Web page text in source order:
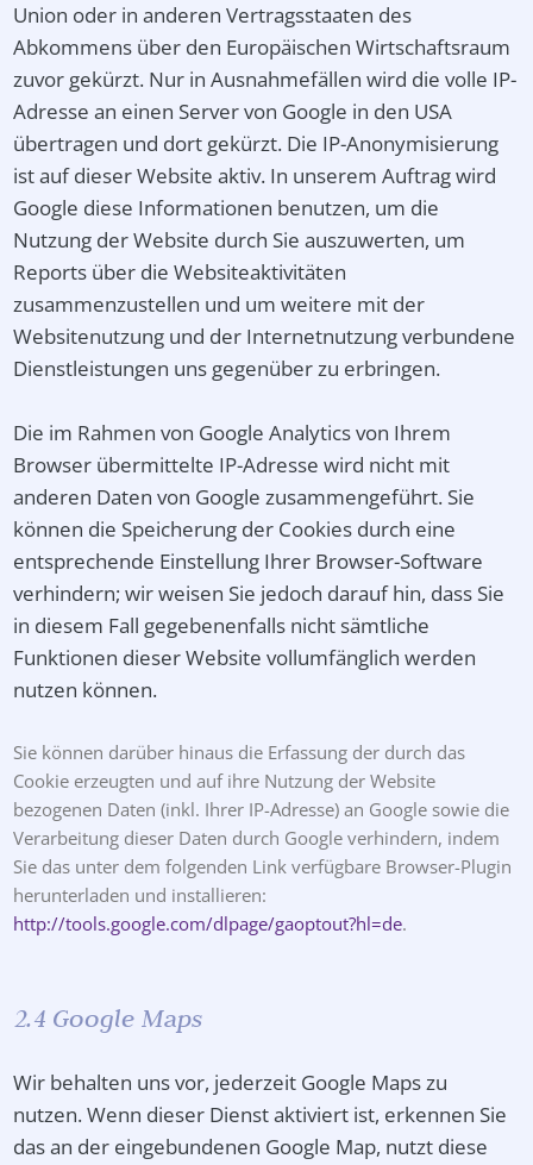
Union oder in anderen Vertragsstaaten des
Abkommens über den Europäischen Wirtschaftsraum
zuvor gekürzt. Nur in Ausnahmefällen wird die volle IP-
Adresse an einen Server von Google in den USA
übertragen und dort gekürzt. Die IP-Anonymisierung
ist auf dieser Website aktiv. In unserem Auftrag wird
Google diese Informationen benutzen, um die
Nutzung der Website durch Sie auszuwerten, um
Reports über die Websiteaktivitäten
zusammenzustellen und um weitere mit der
Websitenutzung und der Internetnutzung verbundene
Dienstleistungen uns gegenüber zu erbringen.
Die im Rahmen von Google Analytics von Ihrem
Browser übermittelte IP-Adresse wird nicht mit
anderen Daten von Google zusammengeführt. Sie
können die Speicherung der Cookies durch eine
entsprechende Einstellung Ihrer Browser-Software
verhindern; wir weisen Sie jedoch darauf hin, dass Sie
in diesem Fall gegebenenfalls nicht sämtliche
Funktionen dieser Website vollumfänglich werden
nutzen können.
Sie können darüber hinaus die Erfassung der durch das
Cookie erzeugten und auf ihre Nutzung der Website
bezogenen Daten (inkl. Ihrer IP-Adresse) an Google sowie die
Verarbeitung dieser Daten durch Google verhindern, indem
Sie das unter dem folgenden Link verfügbare Browser-Plugin
herunterladen und installieren:
http://tools.google.com/dlpage/gaoptout?hl=de.
2.4 Google Maps
Wir behalten uns vor, jederzeit Google Maps zu
nutzen. Wenn dieser Dienst aktiviert ist, erkennen Sie
das an der eingebundenen Google Map, nutzt diese